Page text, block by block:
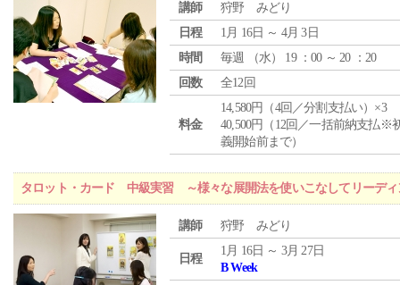
講師
狩野 みどり
日程
1月 16日 ～ 4月 3日
時間
毎週 （水） 19 ：00 ～ 20 ：20
回数
全12回
料金
14,580円（4回／分割支払い）×3
40,500円（12回／一括前納支払※
義開始前まで）
タロット・カード 中級実習 ～様々な展開法を使いこなしてリーディ
講師 狩野 みどり
日程
1月 16日 ～ 3月 27日
B Week